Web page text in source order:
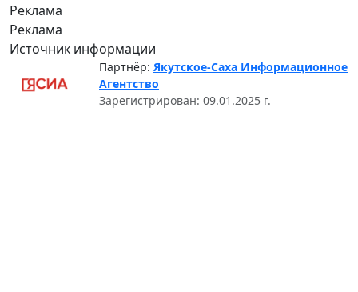
Реклама
Реклама
Источник информации
Партнёр: Якутское-Саха Информационное
Агентство
Зарегистрирован: 09.01.2025 г.